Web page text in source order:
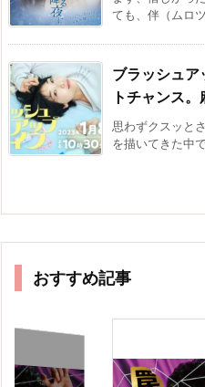
ても、伴（ムロ
ブラッシュ
トチャンス
思わずクスッと
を描いてきた中
おすすめ記事